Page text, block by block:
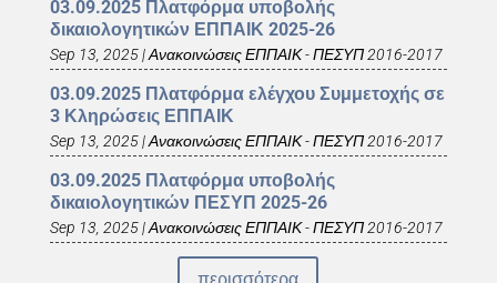
03.09.2025 Πλατφόρμα υποβολής
δικαιολογητικών ΕΠΠΑΙΚ 2025-26
Sep 13, 2025|Ανακοινώσεις ΕΠΠΑΙΚ - ΠΕΣΥΠ 2016-2017
03.09.2025 Πλατφόρμα ελέγχου Συμμετοχής σε
3 Κληρώσεις ΕΠΠΑΙΚ
Sep 13, 2025|Ανακοινώσεις ΕΠΠΑΙΚ - ΠΕΣΥΠ 2016-2017
03.09.2025 Πλατφόρμα υποβολής
δικαιολογητικών ΠΕΣΥΠ 2025-26
Sep 13, 2025|Ανακοινώσεις ΕΠΠΑΙΚ - ΠΕΣΥΠ 2016-2017